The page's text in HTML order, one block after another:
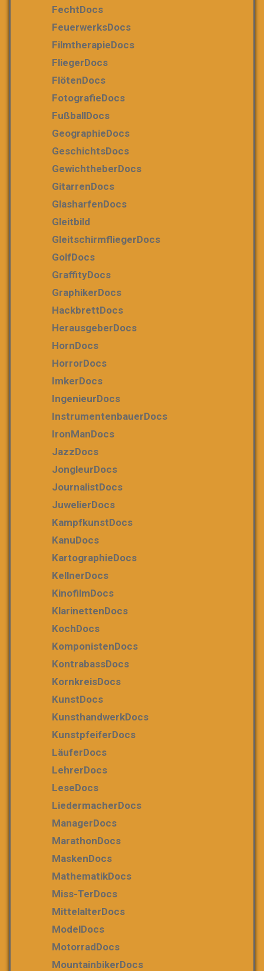
FechtDocs
FeuerwerksDocs
FilmtherapieDocs
FliegerDocs
FlötenDocs
FotografieDocs
FußballDocs
GeographieDocs
GeschichtsDocs
GewichtheberDocs
GitarrenDocs
GlasharfenDocs
Gleitbild
GleitschirmfliegerDocs
GolfDocs
GraffityDocs
GraphikerDocs
HackbrettDocs
HerausgeberDocs
HornDocs
HorrorDocs
ImkerDocs
IngenieurDocs
InstrumentenbauerDocs
IronManDocs
JazzDocs
JongleurDocs
JournalistDocs
JuwelierDocs
KampfkunstDocs
KanuDocs
KartographieDocs
KellnerDocs
KinofilmDocs
KlarinettenDocs
KochDocs
KomponistenDocs
KontrabassDocs
KornkreisDocs
KunstDocs
KunsthandwerkDocs
KunstpfeiferDocs
LäuferDocs
LehrerDocs
LeseDocs
LiedermacherDocs
ManagerDocs
MarathonDocs
MaskenDocs
MathematikDocs
Miss-TerDocs
MittelalterDocs
ModelDocs
MotorradDocs
MountainbikerDocs